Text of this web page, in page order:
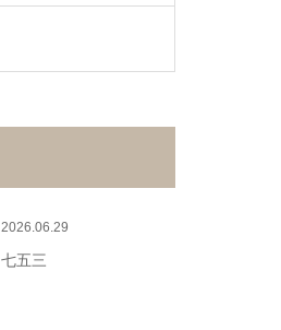
2026.06.29
七五三